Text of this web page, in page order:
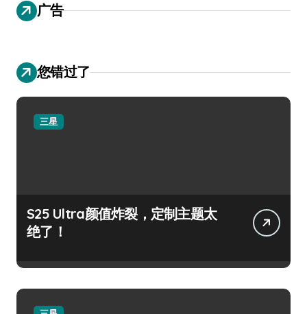
广告
您错过了
三星
S25 Ultra颜值炸裂，定制主题太
绝了！